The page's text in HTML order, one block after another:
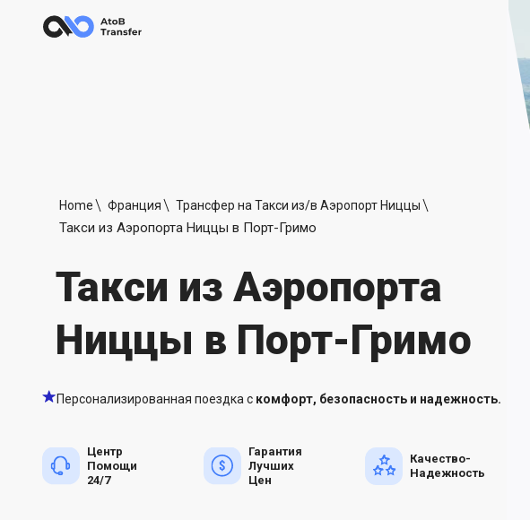
Home Франция Трансфер на Такси из/в Аэропорт Ниццы
Такси из Аэропорта Ниццы в Порт-Гримо
Такси из Аэропорта
Ниццы в Порт-Гримо
Персонализированная поездка с комфорт, безопасность и надежность.
Центр
Помощи
24/7
Гарантия
Лучших
Цен
Качество-
Надежность